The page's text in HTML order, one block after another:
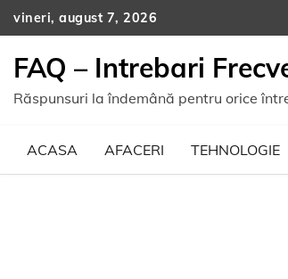
Skip
to
vineri, august 7, 2026
FAQ – Intrebari
Răspunsuri la îndemână pentru orice
ACASA AFACERI TEHNOLOGIE